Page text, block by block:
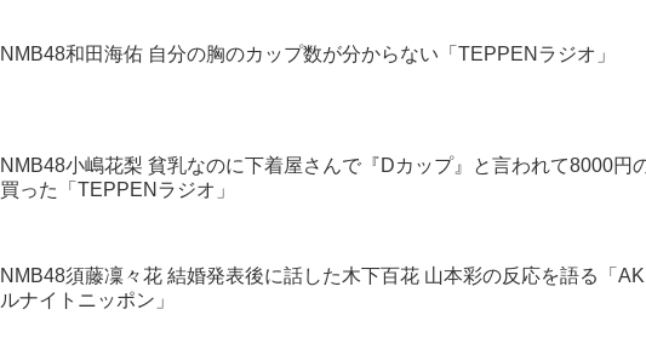
NMB48和田海佑 自分の胸のカップ数が分からない「TEPPENラジオ」
NMB48小嶋花梨 貧乳なのに下着屋さんで『Dカップ』と言われて8000円
買った「TEPPENラジオ」
NMB48須藤凜々花 結婚発表後に話した木下百花 山本彩の反応を語る「
ルナイトニッポン」